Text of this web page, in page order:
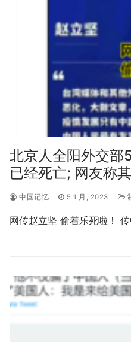
北京人全阳外交部
已经死亡; 网友称
中国记忆 5 1 月, 2023
网传赵立坚 偷着乐死啦！